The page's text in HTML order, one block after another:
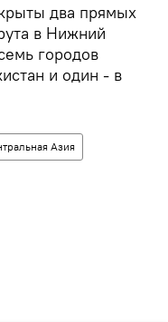
два прямых
в Нижний
городов
и один - в
Азия